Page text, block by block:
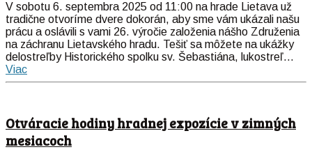
V sobotu 6. septembra 2025 od 11:00 na hrade Lietava už
tradične otvoríme dvere dokorán, aby sme vám ukázali našu
prácu a oslávili s vami 26. výročie založenia nášho Združenia
na záchranu Lietavského hradu. Tešiť sa môžete na ukážky
delostreľby Historického spolku sv. Šebastiána, lukostreľ...
Viac
Otváracie hodiny hradnej expozície v zimných
mesiacoch